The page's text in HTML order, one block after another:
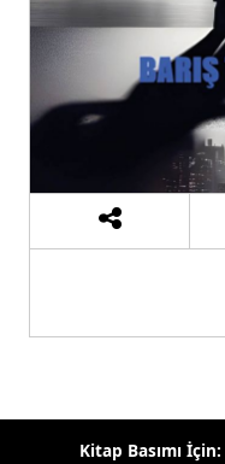
Kitap Basımı İçin: